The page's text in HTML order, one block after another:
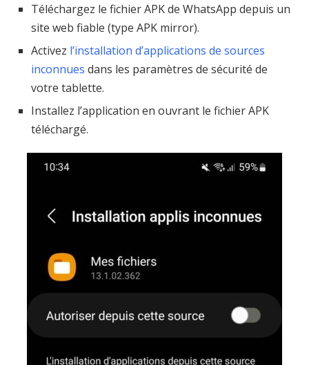
Téléchargez le fichier APK de WhatsApp depuis un
site web fiable (type APK mirror).
Activez l’installation d’applications de sources
inconnues dans les paramètres de sécurité de
votre tablette.
Installez l’application en ouvrant le fichier APK
téléchargé.